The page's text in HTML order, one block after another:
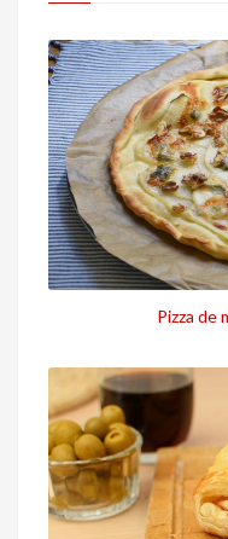
Pizza de